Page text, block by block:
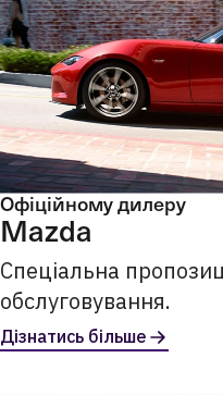
Офіційному дилеру
Mazda
Спеціальна
обслуговування.
Дізнатись більше